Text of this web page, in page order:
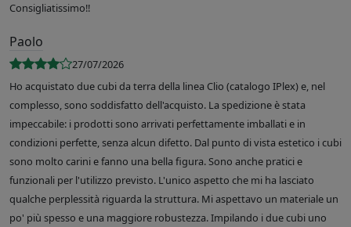
Consigliatissimo!!
Paolo
27/07/2026
Ho acquistato due cubi da terra della linea Clio (catalogo IPlex) e, nel
complesso, sono soddisfatto dell'acquisto. La spedizione è stata
impeccabile: i prodotti sono arrivati perfettamente imballati e in
condizioni perfette, senza alcun difetto. Dal punto di vista estetico i cubi
sono molto carini e fanno una bella figura. Sono anche pratici e
funzionali per l'utilizzo previsto. L'unico aspetto che mi ha lasciato
qualche perplessità riguarda la struttura. Mi aspettavo un materiale un
po' più spesso e una maggiore robustezza. Impilando i due cubi uno